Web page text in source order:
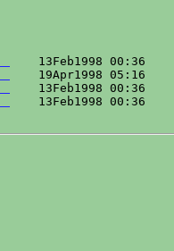
13Feb1998 00:36